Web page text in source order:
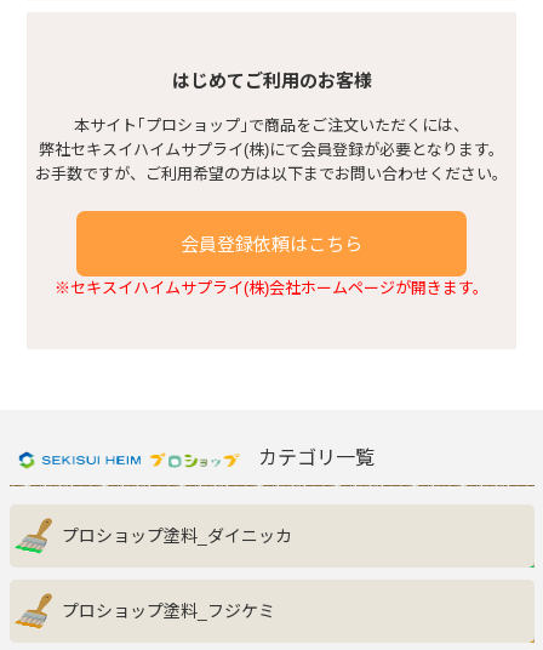
建具まわり
浴室・トイレまわり
窓まわり
はじめてご利用のお客様
本サイト｢プロショップ｣で商品をご注文いただくには、
弊社セキスイハイムサプライ(株)にて会員登録が必要となります。
お手数ですが、ご利用希望の方は以下までお問い合わせください。
会員登録依頼はこちら
※セキスイハイムサプライ(株)会社ホームページが開きます。
カテゴリ一覧
プロショップ塗料_ダイニッカ
プロショップ塗料_フジケミ